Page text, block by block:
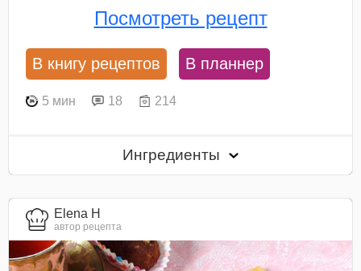
Посмотреть рецепт
В книгу рецептов В планнер
5 мин 18 214
Ингредиенты
Elena H
автор рецепта